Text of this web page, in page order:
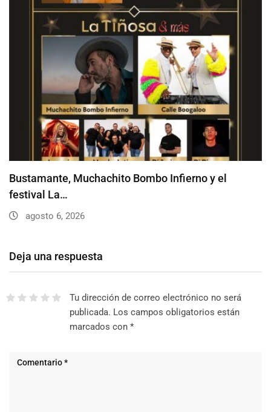
Bustamante, Muchachito Bombo Infierno y el
festival La…
agosto 6, 2026
Deja una respuesta
Tu dirección de correo electrónico no será
publicada. Los campos obligatorios están
marcados con *